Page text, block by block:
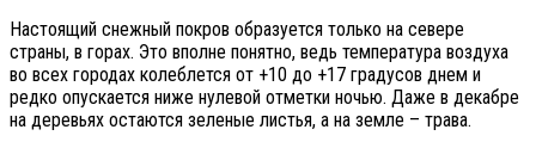
Настоящий снежный покров образуется только на севере
страны, в горах. Это вполне понятно, ведь температура воздуха
во всех городах колеблется от +10 до +17 градусов днем и
редко опускается ниже нулевой отметки ночью. Даже в декабре
на деревьях остаются зеленые листья, а на земле – трава.